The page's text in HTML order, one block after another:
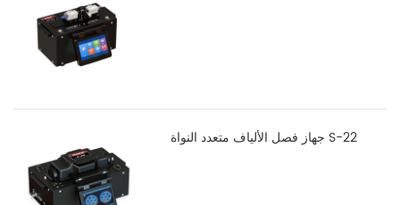
جهاز فصل الألياف متعدد النواة S-22